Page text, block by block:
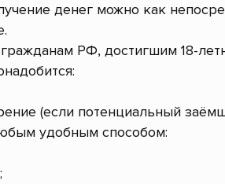
денег можно как
РФ, достигшим 18-
(если потенциальный
удобным способом: